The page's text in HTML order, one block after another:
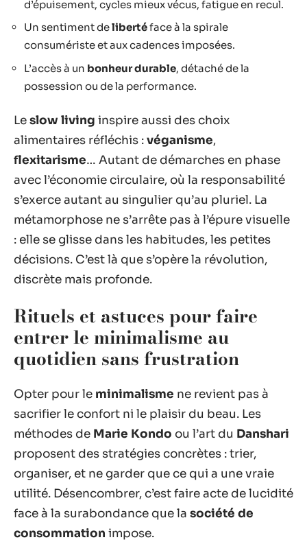
d’épuisement, cycles mieux vécus, fatigue en recul.
Un sentiment delibertéface à la spirale
consumériste et aux cadences imposées.
L’accès à un bonheur durable, détaché de la
possession ou de la performance.
Leslow living inspire aussi des choix
alimentaires réfléchis :véganisme,
flexitarisme… Autant de démarches en phase
avec l’économie circulaire, où la responsabilité
s’exerce autant au singulier qu’au pluriel. La
métamorphose ne s’arrête pas à l’épure visuelle
: elle se glisse dans les habitudes, les petites
décisions. C’est là que s’opère la révolution,
discrète mais profonde.
Rituels et astuces pour faire
entrer le minimalisme au
quotidien sans frustration
Opter pour le minimalisme ne revient pas à
sacrifier le confort ni le plaisir du beau. Les
méthodes de Marie Kondo ou l’art du Danshari
proposent des stratégies concrètes : trier,
organiser, et ne garder que ce qui a une vraie
utilité. Désencombrer, c’est faire acte de lucidité
face à la surabondance que la société de
consommation impose.